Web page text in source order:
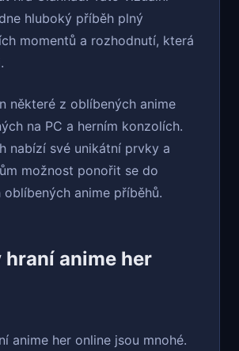
hluboký příběh plný
momentů a rozhodnutí, která
některé z oblíbených anime
na PC a herním konzolích.
nabízí své unikátní prvky a
možnost ponořit se do
oblíbených anime příběhů.
anime her
anime her online jsou mnohé.